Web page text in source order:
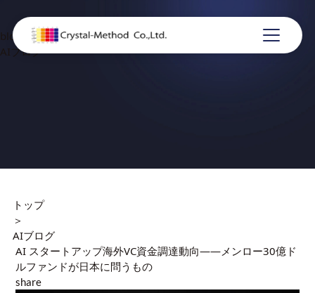
blog
AIブログ
トップ
＞
AIブログ
AI スタートアップ海外VC資金調達動向——メンロー30億ド
ルファンドが日本に問うもの
share